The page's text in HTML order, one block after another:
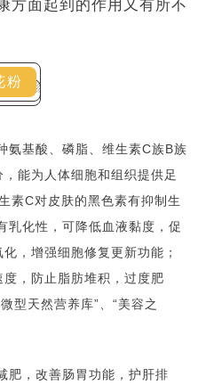
方面起到的作用又有所不
粉
氨基酸、磷脂、维生素C族B族
能为人体细胞和组织提供足
素C对皮肤的黑色素有抑制生
乳化性，可降低血液黏度，促
，增强细胞修复更新功能；
，防止脂肪堆积，过度肥
型天然营养库”、“美容之
肥，改善肠胃功能，护肝排